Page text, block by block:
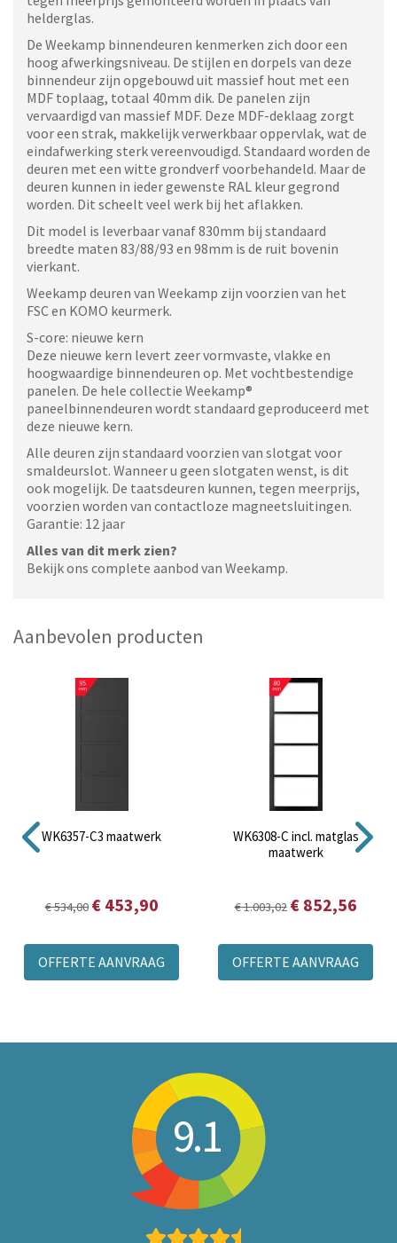
helderglas.
De Weekamp binnendeuren kenmerken zich door een
hoog afwerkingsniveau. De stijlen en dorpels van deze
binnendeur zijn opgebouwd uit massief hout met een
MDF toplaag, totaal 40mm dik. De panelen zijn
vervaardigd van massief MDF. Deze MDF-deklaag zorgt
voor een strak, makkelijk verwerkbaar oppervlak, wat de
eindafwerking sterk vereenvoudigd. Standaard worden de
deuren met een witte grondverf voorbehandeld. Maar de
deuren kunnen in ieder gewenste RAL kleur gegrond
worden. Dit scheelt veel werk bij het aflakken.
Dit model is leverbaar vanaf 830mm bij standaard
breedte maten 83/88/93 en 98mm is de ruit bovenin
vierkant.
Weekamp deuren van Weekamp zijn voorzien van het
FSC en KOMO keurmerk.
S-core: nieuwe kern
Deze nieuwe kern levert zeer vormvaste, vlakke en
hoogwaardige binnendeuren op. Met vochtbestendige
panelen. De hele collectie Weekamp®
paneelbinnendeuren wordt standaard geproduceerd met
deze nieuwe kern.
Alle deuren zijn standaard voorzien van slotgat voor
smaldeurslot. Wanneer u geen slotgaten wenst, is dit
ook mogelijk. De taatsdeuren kunnen, tegen meerprijs,
voorzien worden van contactloze magneetsluitingen.
Garantie: 12 jaar
Alles van dit merk zien?
Bekijk ons complete aanbod van Weekamp.
Aanbevolen producten
WK6357-C3 maatwerk
€ 534,00 € 453,90
OFFERTE AANVRAAG
WK6308-C incl. matglas
maatwerk
€ 1.003,02 € 852,56
OFFERTE AANVRAAG
9.1